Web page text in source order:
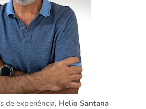
de experiência, Helio Santana